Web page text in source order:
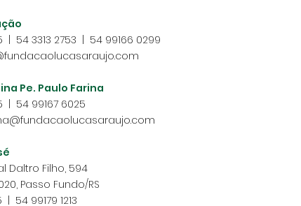
| 54 3313 2753 | 54 99166 0299
Pe. Paulo Farina
| 54 99167 6025
Daltro Filho, 594
Passo Fundo/RS
| 54 99179 1213